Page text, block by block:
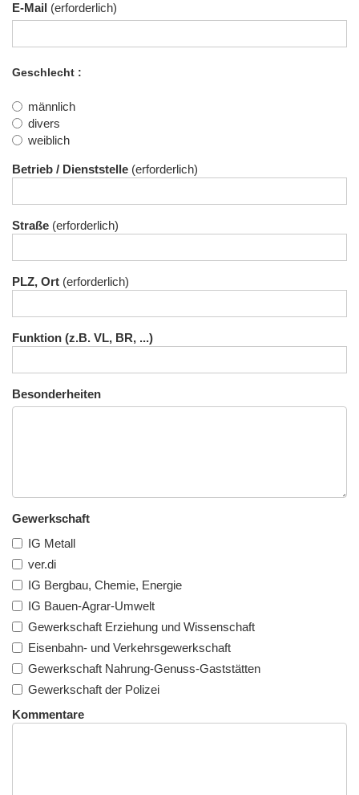
E-Mail
Geschlecht
männlich
divers
weiblich
Betrieb / Dienststelle
Straße
PLZ, Ort
Funktion (z.B. VL, BR, ...)
Besonderheiten
Gewerkschaft
IG Metall
ver.di
IG Bergbau, Chemie, Energie
IG Bauen-Agrar-Umwelt
Gewerkschaft Erziehung und Wissenschaft
Eisenbahn- und Verkehrsgewerkschaft
Gewerkschaft Nahrung-Genuss-Gaststätten
Gewerkschaft der Polizei
Kommentare